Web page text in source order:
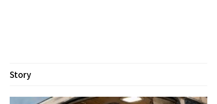
Story